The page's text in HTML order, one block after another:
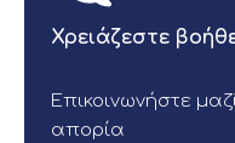
Χρειάζεστε
Επικοινωνήστε
απορία